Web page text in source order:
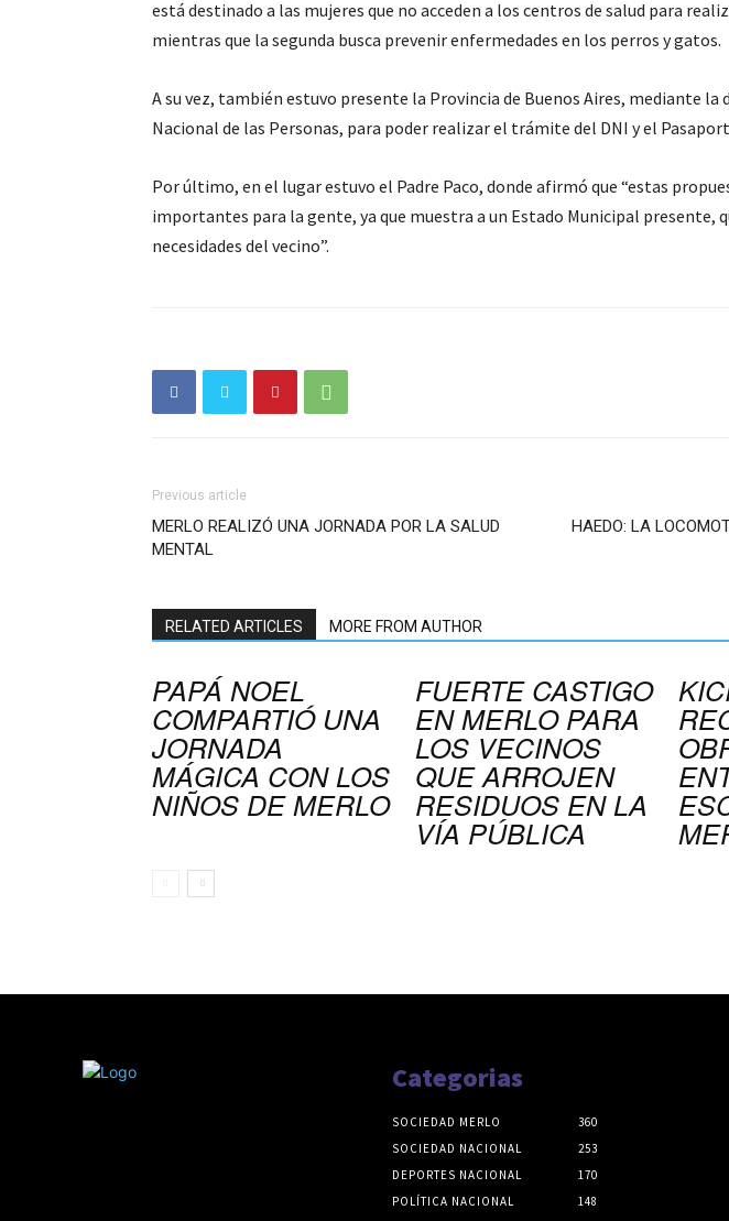
está destinado a las mujeres que no acceden a los centros de salud para
mientras que la segunda busca prevenir enfermedades en los perros y gatos.
A su vez, también estuvo presente la Provincia de Buenos Aires, mediante la
Nacional de las Personas, para poder realizar el trámite del DNI y el
Por último, en el lugar estuvo el Padre Paco, donde afirmó que “estas
importantes para la gente, ya que muestra a un Estado Municipal presente,
necesidades del vecino”.
Previous article
MERLO REALIZÓ UNA JORNADA POR LA SALUD
MENTAL
HAEDO: LA
RELATED ARTICLES MORE FROM AUTHOR
PAPÁ NOEL
COMPARTIÓ UNA
JORNADA
MÁGICA CON LOS
NIÑOS DE MERLO
FUERTE CASTIGO
EN MERLO PARA
LOS VECINOS
QUE ARROJEN
RESIDUOS EN LA
VÍA PÚBLICA
Categorias
SOCIEDAD MERLO
360
SOCIEDAD NACIONAL
253
DEPORTES NACIONAL
170
POLÍTICA NACIONAL
148